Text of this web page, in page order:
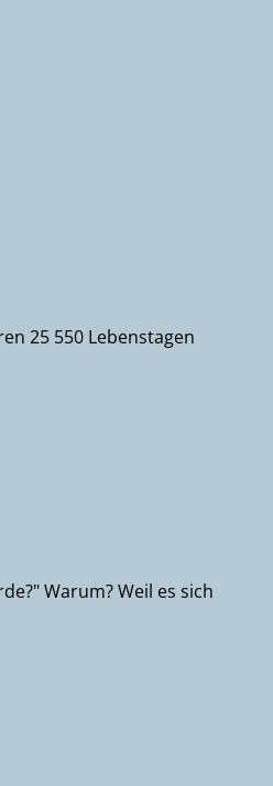
25 550 Lebenstagen
Warum? Weil es sich